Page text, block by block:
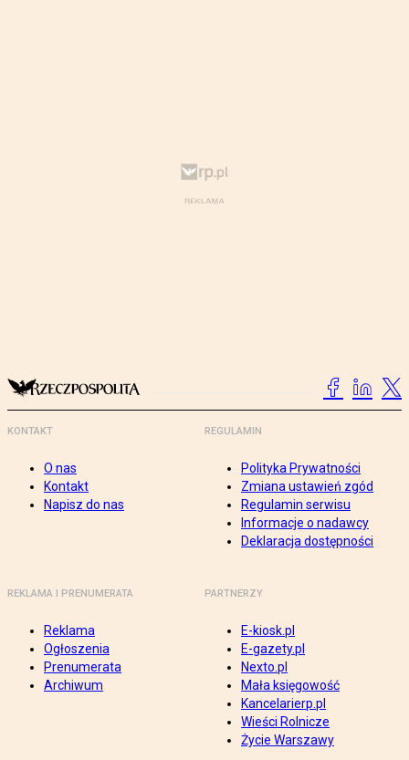
KONTAKT
O nas
Kontakt
Napisz do nas
REGULAMIN
Polityka Prywatności
Zmiana ustawień zgód
Regulamin serwisu
Informacje o nadawcy
Deklaracja dostępności
REKLAMA I PRENUMERATA
Reklama
Ogłoszenia
Prenumerata
Archiwum
PARTNERZY
E-kiosk.pl
E-gazety.pl
Nexto.pl
Mała księgowość
Kancelarierp.pl
Wieści Rolnicze
Życie Warszawy